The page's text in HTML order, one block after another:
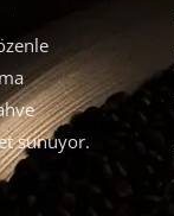
sunuyor.